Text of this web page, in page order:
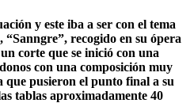
y este iba a ser con el tema
“Sanngre”, recogido en su ópera
corte que se inició con una
con una composición muy
que pusieron el punto final a su
tablas aproximadamente 40